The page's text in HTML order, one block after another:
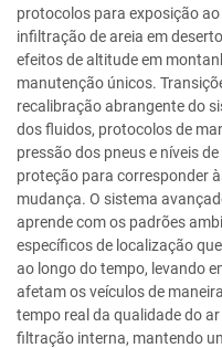
protocolos para exposição
infiltração de areia em
efeitos de altitude em
manutenção únicos.
recalibração abrangente do
dos fluidos, protocolos de
pressão dos pneus e níveis
proteção para corresponder
mudança. O sistema
aprende com os padrões
específicos de localização
ao longo do tempo, levando
afetam os veículos de
tempo real da qualidade do
filtração interna, mantendo